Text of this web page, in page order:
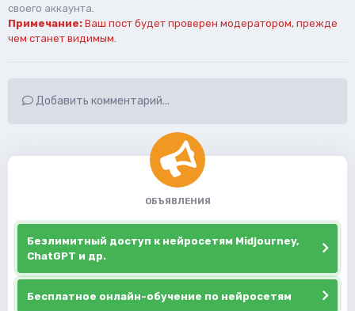
своего аккаунта.
Примечание: Ваш пост будет проверен модератором, прежде
чем станет видимым.
Добавить комментарий...
ОБЪЯВЛЕНИЯ
Безлимитный доступ к нейросетям Midjourney,
ChatGPT и др.
Бесплатное онлайн-обучение по нейросетям